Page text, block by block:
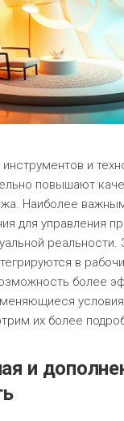
и
повышают
Наиболее
для управления
реальности.
в
более
их более
и